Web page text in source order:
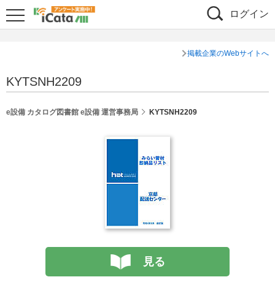
ログイン
掲載企業のWebサイトへ
KYTSNH2209
e設備 カタログ図書館 e設備 運営事務局 KYTSNH2209
見る